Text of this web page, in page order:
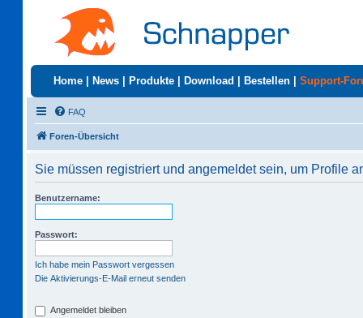
Home News Produkte Download Bestellen Support-
FAQ
Foren-Übersicht
Sie müssen registriert und angemeldet sein, um Profile
Benutzername:
Passwort:
Ich habe mein Passwort vergessen
Die Aktivierungs-E-Mail erneut senden
Angemeldet bleiben